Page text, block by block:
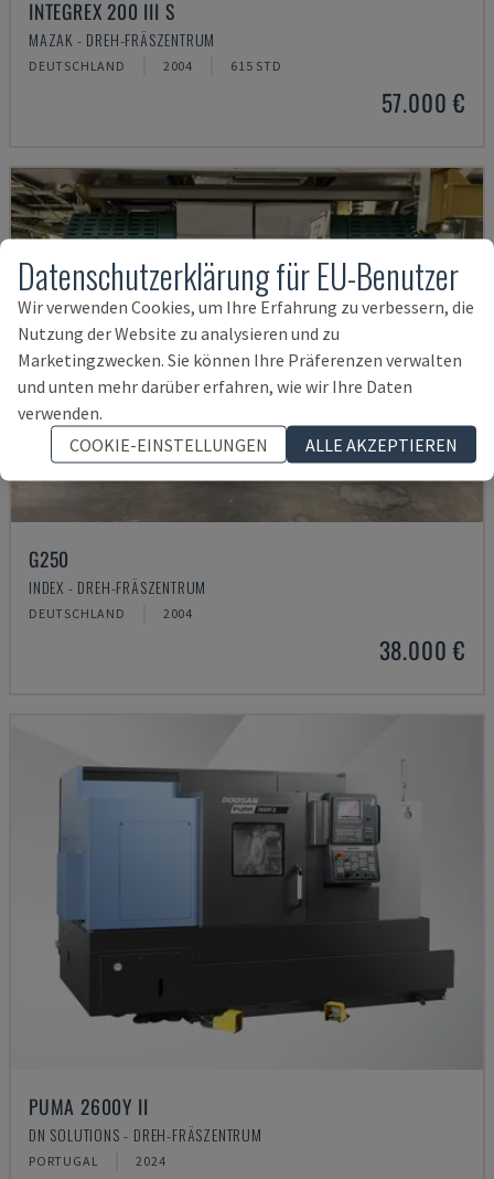
INTEGREX 200 III S
MAZAK - DREH-FRÄSZENTRUM
DEUTSCHLAND 2004 615 STD
57.000 €
G250
INDEX - DREH-FRÄSZENTRUM
DEUTSCHLAND 2004
38.000 €
PUMA 2600Y II
DN SOLUTIONS - DREH-FRÄSZENTRUM
PORTUGAL 2024
Datenschutzerklärung für EU-Benutzer
Wir verwenden Cookies, um Ihre Erfahrung zu verbessern, die
Nutzung der Website zu analysieren und zu
Marketingzwecken. Sie können Ihre Präferenzen verwalten
und unten mehr darüber erfahren, wie wir Ihre Daten
verwenden.
COOKIE-EINSTELLUNGEN
ALLE AKZEPTIEREN